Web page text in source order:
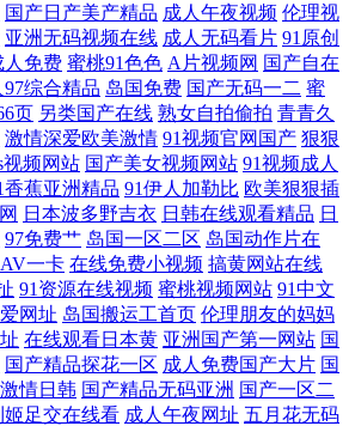
中文字幕日韩在线 操亚洲人妻 超碰av女网站 超
人操人人配 日本国产精品专区第一页 日本黄色
影 日韩电影大片 人人色人人撸 人人人人人人69
人射性爱视频 91网站3秒跳转 91视频直播 91Av
燥人人 日韩欧美性爱资源 日韩香蕉网 91福利官
亚州 97午夜电影网 超碰国产99青青97 国产精品
超碰精品人人人 超碰精品av青青 不卡12391
国产日产美产精品 成人午夜视频 伦理视
亚洲无码视频在线 成人无码看片 91原创
人免费 蜜桃91色色 A片视频网 国产自在
97综合精品 岛国免费 国产无码一二 蜜
页 另类国产在线 熟女自拍偷拍 青青久
激情深爱欧美激情 91视频官网国产 狠狠
视频网站 国产美女视频网站 91视频成人
香蕉亚洲精品 91伊人加勒比 欧美狠狠插
日本波多野吉衣 日韩在线观看精品 日
97免费艹 岛国一区二区 岛国动作片在
一卡 在线免费小视频 搞黄网站在线
91资源在线视频 蜜桃视频网站 91中文
网址 岛国搬运工首页 伦理朋友的妈妈
在线观看日本黄 亚洲国产第一网站 国
国产精品探花一区 成人免费国产大片 国
情日韩 国产精品无码亚洲 国产一区二
姬足交在线看 成人午夜网址 五月花无码